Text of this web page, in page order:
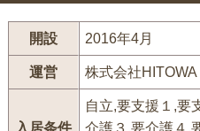
開設 2016年4月
運営 株式会社HITOWA
自立,要支援１,要